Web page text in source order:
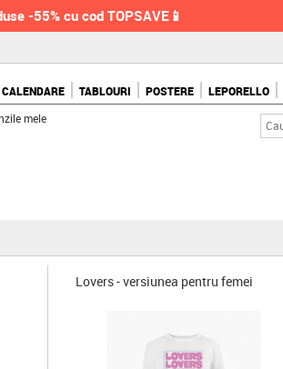
-55% cu cod TOPSAVE📱
CALENDARE TABLOURI POSTERE LEPORELLO
mele
Lovers - versiunea pentru femei